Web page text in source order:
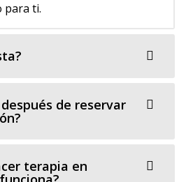
para ti.
de reservar
terapia en